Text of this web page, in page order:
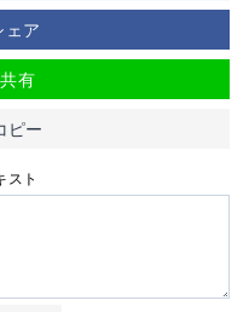
ェア
有
ピー
スト